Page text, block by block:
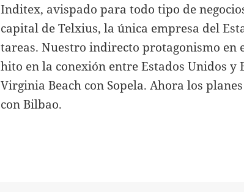
Inditex, avispado para todo tipo de
capital de Telxius, la única empresa del
tareas. Nuestro indirecto protagonismo en
hito en la conexión entre Estados Unidos y
Virginia Beach con Sopela. Ahora los
con Bilbao.